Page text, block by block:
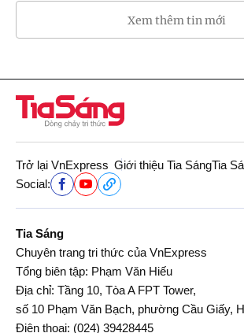
Xem thêm tin mới
Trở lại VnExpress Giới thiệu Tia SángTia
Social:
Tia Sáng
Chuyên trang tri thức của VnExpress
Tổng biên tập: Phạm Văn Hiếu
Địa chỉ: Tầng 10, Tòa A FPT Tower,
số 10 Phạm Văn Bạch, phường Cầu Giấy,
Điện thoại: (024) 39428445